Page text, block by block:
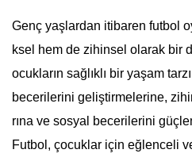
Genç yaşlardan itibaren futbol
ksel hem de zihinsel olarak bir
ocukların sağlıklı bir yaşam
becerilerini geliştirmelerine,
rına ve sosyal becerilerini
Futbol, çocuklar için eğlenceli